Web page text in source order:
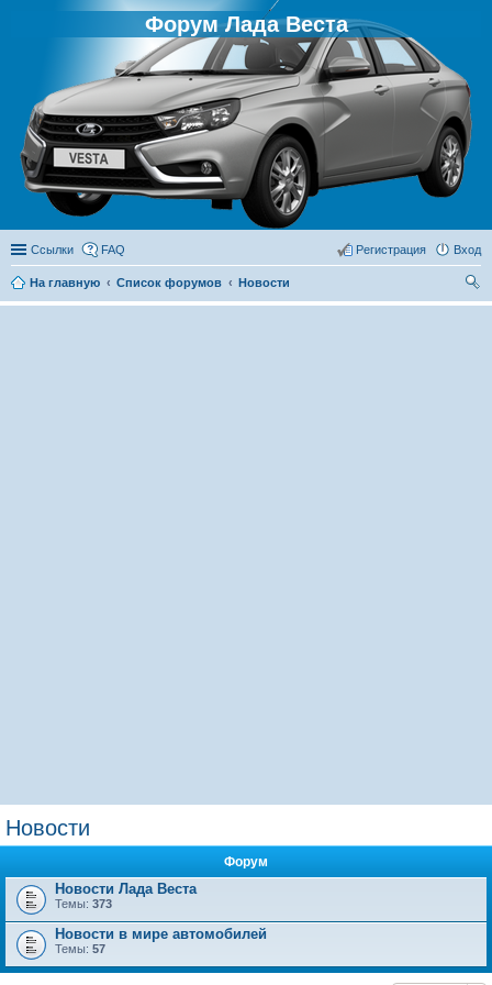
Форум Лада Веста
Ссылки FAQ Вход
Регистрация
На главную Список форумов
Новости
ои
Новости
Форум
Новости Лада Веста
Темы: 373
Новости в мире автомобилей
Темы: 57